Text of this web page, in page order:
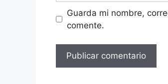
Guarda mi nombre,
comente.